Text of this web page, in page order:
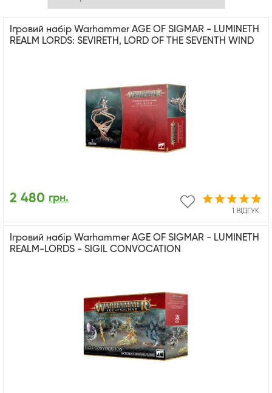
Ігровий набір Warhammer AGE OF SIGMAR - LUMINETH
REALM LORDS: SEVIRETH, LORD OF THE SEVENTH WIND
1 ВІДГУК
2 480 грн.
Ігровий набір Warhammer AGE OF SIGMAR - LUMINETH
REALM-LORDS - SIGIL CONVOCATION